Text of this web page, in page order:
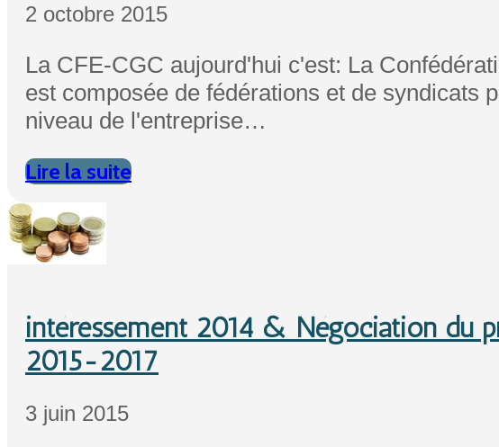
2 octobre 2015
La CFE-CGC aujourd'hui c'est: La
est composée de fédérations et de syndicats
niveau de l'entreprise…
Lire la suite
intéressement 2014 & Négociation du
2015-2017
3 juin 2015